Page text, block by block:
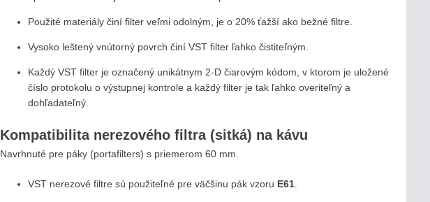
Použité materiály činí filter veľmi odolným, je o 20% ťažší ako bežné filtre.
Vysoko leštený vnútorný povrch činí VST filter ľahko čistiteľným.
Každý VST filter je označený unikátnym 2-D čiarovým kódom, v ktorom je uložené
číslo protokolu o výstupnej kontrole a každý filter je tak ľahko overiteľný a
dohľadateľný.
Kompatibilita nerezového filtra (sitká) na kávu
Navrhnuté pre páky (portafilters) s priemerom 60 mm.
VST nerezové filtre sú použiteľné pre väčšinu pák vzoru E61